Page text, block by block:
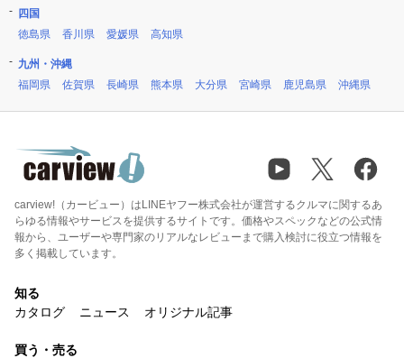
四国
徳島県
香川県 愛媛県 高知県
九州・沖縄
福岡県
佐賀県 長崎県 熊本県 大分県 宮崎県 鹿児島県 沖縄県
carview!（カービュー）はLINEヤフー株式会社が運営するクルマに関するあ
らゆる情報やサービスを提供するサイトです。価格やスペックなどの公式情
報から、ユーザーや専門家のリアルなレビューまで購入検討に役立つ情報を
多く掲載しています。
知る
カタログ
ニュース オリジナル記事
買う・売る